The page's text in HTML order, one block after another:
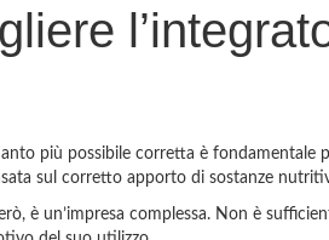
più possibile corretta è fondamentale
sul corretto apporto di sostanze
è un’impresa complessa. Non è